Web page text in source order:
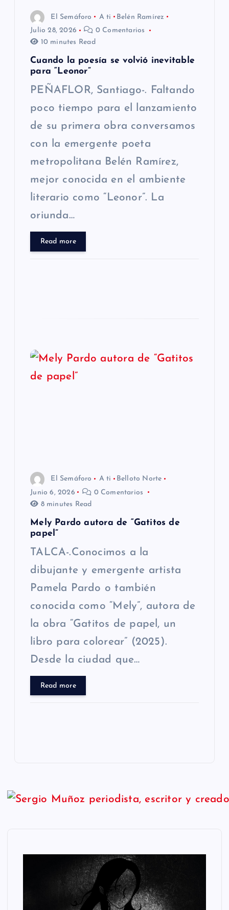
El Semáforo A ti
Belén Ramírez
Julio 28, 2026
0 Comentarios
10 minutes Read
Cuando la poesía se volvió inevitable
para “Leonor”
PEÑAFLOR, Santiago-. Faltando
poco tiempo para el lanzamiento
de su primera obra conversamos
con la emergente poeta
metropolitana Belén Ramírez,
mejor conocida en el ambiente
literario como “Leonor”. La
oriunda…
Read more
El Semáforo A ti
Belloto Norte
Junio 6, 2026
0 Comentarios
8 minutes Read
Mely Pardo autora de “Gatitos de
papel”
TALCA-.Conocimos a la
dibujante y emergente artista
Pamela Pardo o también
conocida como “Mely”, autora de
la obra “Gatitos de papel, un
libro para colorear” (2025).
Desde la ciudad que…
Read more